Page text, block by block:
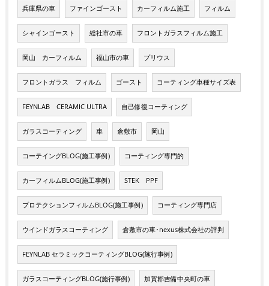
兵庫県の車 ファインゴースト カーフィルム施工 フィルム
シャインゴースト 総社市の車 フロントガラスフィルム施工
岡山 カーフィルム 福山市の車 プリウス
フロントガラス フィルム ゴースト コーティング車種サイズ表
FEYNLAB CERAMIC ULTRA 自己修復コーティング
ガラスコーティング 車 倉敷市 岡山
コーテイングBLOG(施工事例) コーティング専門的
カーフィルムBLOG(施工事例) STEK PPF
プロテクションフィルムBLOG(施工事例) コーティング専門店
ウインドガラスコーティング 倉敷市の車･nexus株式会社の評判
FEYNLAB セラミックコーティングBLOG(施行事例)
ガラスコーティングBLOG(施行事例) 加賀郡吉備中央町の車